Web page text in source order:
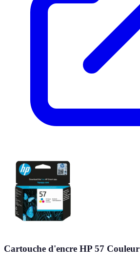
Cartouche d'encre HP 57 Couleur